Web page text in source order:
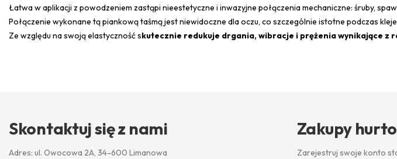
Łatwa w aplikacji z powodzeniem zastąpi nieestetyczne i inwazyjne połączenia mechaniczne: śruby,
Połączenie wykonane tą piankową taśmą jest niewidoczne dla oczu, co szczególnie istotne podczas
Ze względu na swoją elastyczność skutecznie redukuje drgania, wibracje i prężenia wynikające z
Skontaktuj się z nami
Adres: ul. Owocowa 2A, 34-600 Limanowa
Zakupy
Zarejestruj swoje konto